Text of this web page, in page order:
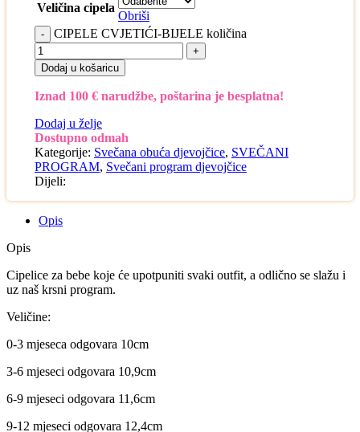
Veličina cipela
Obriši
CIPELE CVJETIĆI-BIJELE količina
Dodaj u košaricu
Iznad 100 € narudžbe, poštarina je besplatna!
Dodaj u želje
Dostupno odmah
Kategorije: Svečana obuća djevojčice, SVEČANI
PROGRAM, Svečani program djevojčice
Dijeli:
Opis
Opis
Cipelice za bebe koje će upotpuniti svaki outfit, a odlično se slažu i
uz naš krsni program.
Veličine:
0-3 mjeseca odgovara 10cm
3-6 mjeseci odgovara 10,9cm
6-9 mjeseci odgovara 11,6cm
9-12 mjeseci odgovara 12,4cm